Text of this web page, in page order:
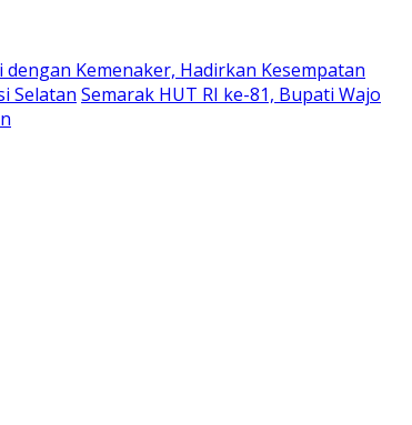
Kemenaker, Hadirkan Kesempatan
Selatan Semarak HUT RI ke-81, Bupati Wajo